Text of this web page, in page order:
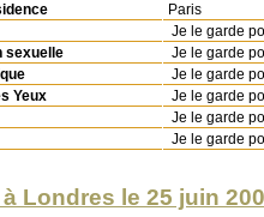
Paris
Je le garde
sexuelle
Je le garde
Je le garde
Yeux
Je le garde
Je le garde
Je le garde
Londres le 25 juin